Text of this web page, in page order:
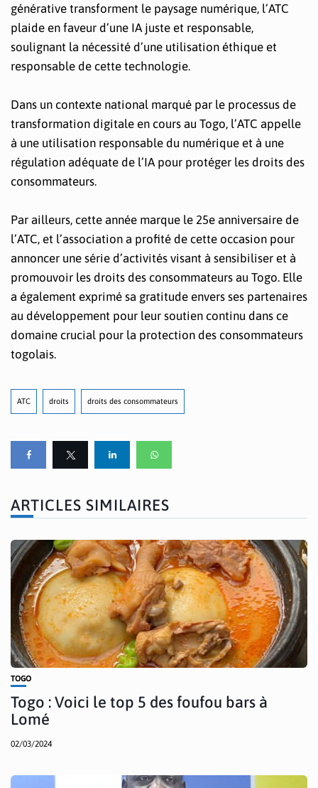
générative transforment le paysage numérique, l’ATC
plaide en faveur d’une IA juste et responsable,
soulignant la nécessité d’une utilisation éthique et
responsable de cette technologie.
Dans un contexte national marqué par le processus de
transformation digitale en cours au Togo, l’ATC appelle
à une utilisation responsable du numérique et à une
régulation adéquate de l’IA pour protéger les droits des
consommateurs.
Par ailleurs, cette année marque le 25e anniversaire de
l’ATC, et l’association a profité de cette occasion pour
annoncer une série d’activités visant à sensibiliser et à
promouvoir les droits des consommateurs au Togo. Elle
a également exprimé sa gratitude envers ses partenaires
au développement pour leur soutien continu dans ce
domaine crucial pour la protection des consommateurs
togolais.
ATC droits droits des consommateurs
ARTICLES SIMILAIRES
TOGO
Togo : Voici le top 5 des foufou bars à
Lomé
02/03/2024